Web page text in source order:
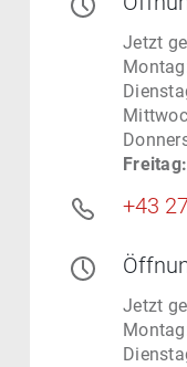
Jetzt
Montag
Freitag:
+43
Jetzt
Montag